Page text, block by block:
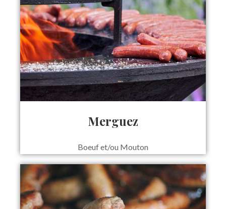
Merguez
Boeuf et/ou Mouton